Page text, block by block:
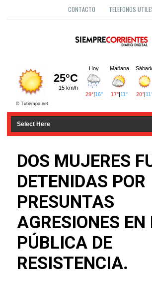
CONTACTO TELEFONOS
DOS MUJERES
DETENIDAS POR
PRESUNTAS
AGRESIONES
PÚBLICA DE
RESISTENCIA.